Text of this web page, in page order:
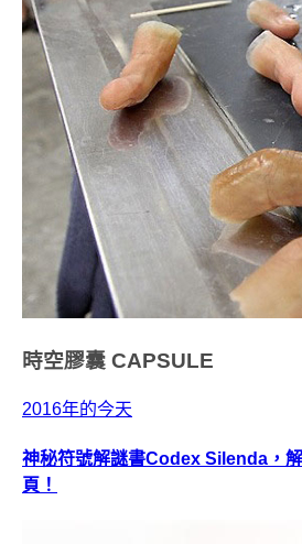
時空膠囊 CAPSULE
2016年的今天
神秘符號解謎書Codex Silenda，
頁！